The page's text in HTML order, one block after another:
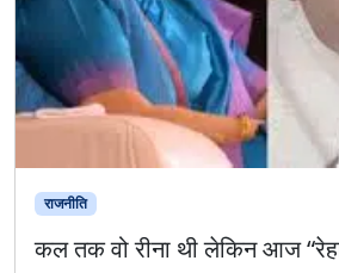
राजनीति
कल तक वो रीना थी लेकिन आज